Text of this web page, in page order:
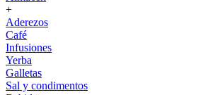
+
Aderezos
Café
Infusiones
Yerba
Galletas
Sal y condimentos